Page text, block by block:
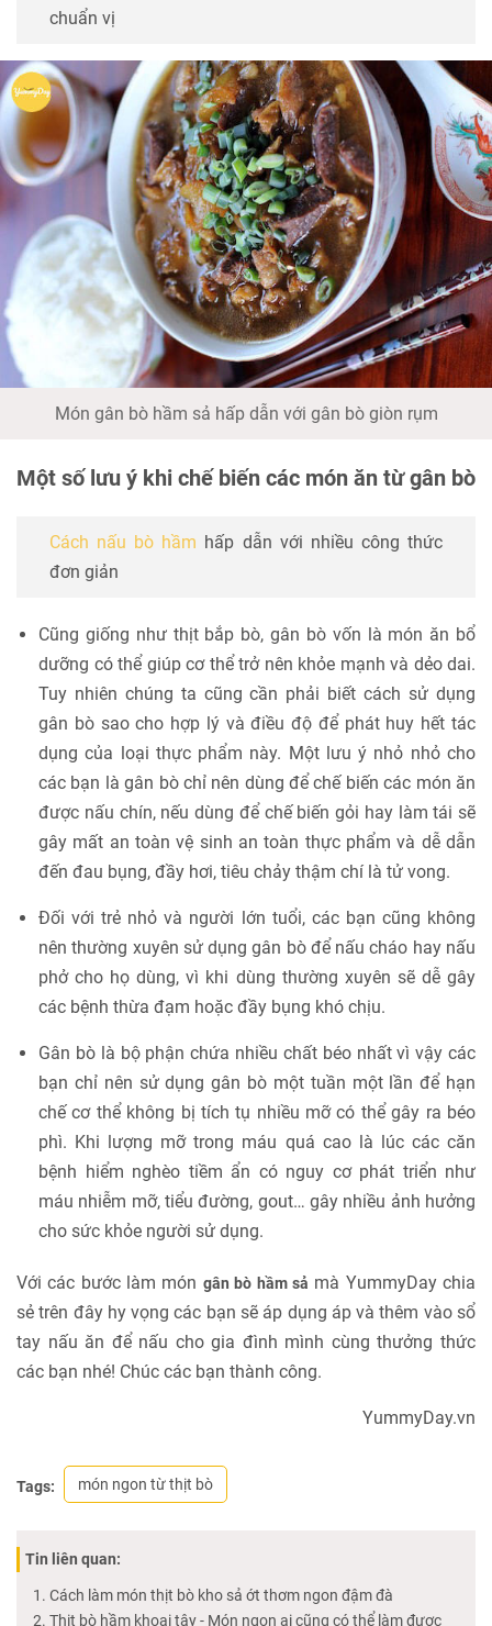
chuẩn vị
Món gân bò hầm sả hấp dẫn với gân bò giòn rụm
Một số lưu ý khi chế biến các món ăn từ gân bò
Cách nấu bò hầm hấp dẫn với nhiều công thức
đơn giản
Cũng giống như thịt bắp bò, gân bò vốn là món ăn bổ
dưỡng có thể giúp cơ thể trở nên khỏe mạnh và dẻo dai.
Tuy nhiên chúng ta cũng cần phải biết cách sử dụng
gân bò sao cho hợp lý và điều độ để phát huy hết tác
dụng của loại thực phẩm này. Một lưu ý nhỏ nhỏ cho
các bạn là gân bò chỉ nên dùng để chế biến các món ăn
được nấu chín, nếu dùng để chế biến gỏi hay làm tái sẽ
gây mất an toàn vệ sinh an toàn thực phẩm và dễ dẫn
đến đau bụng, đầy hơi, tiêu chảy thậm chí là tử vong.
Đối với trẻ nhỏ và người lớn tuổi, các bạn cũng không
nên thường xuyên sử dụng gân bò để nấu cháo hay nấu
phở cho họ dùng, vì khi dùng thường xuyên sẽ dễ gây
các bệnh thừa đạm hoặc đầy bụng khó chịu.
Gân bò là bộ phận chứa nhiều chất béo nhất vì vậy các
bạn chỉ nên sử dụng gân bò một tuần một lần để hạn
chế cơ thể không bị tích tụ nhiều mỡ có thể gây ra béo
phì. Khi lượng mỡ trong máu quá cao là lúc các căn
bệnh hiểm nghèo tiềm ẩn có nguy cơ phát triển như
máu nhiễm mỡ, tiểu đường, gout… gây nhiều ảnh hưởng
cho sức khỏe người sử dụng.
Với các bước làm món gân bò hầm sả mà YummyDay chia
sẻ trên đây hy vọng các bạn sẽ áp dụng áp và thêm vào sổ
tay nấu ăn để nấu cho gia đình mình cùng thưởng thức
các bạn nhé! Chúc các bạn thành công.
YummyDay.vn
Tags: món ngon từ thịt bò
Tin liên quan:
Cách làm món thịt bò kho sả ớt thơm ngon đậm đà
Thịt bò hầm khoai tây - Món ngon ai cũng có thể làm được